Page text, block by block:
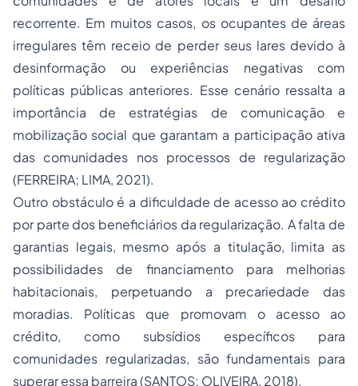
recorrente. Em muitos casos, os ocupantes de áreas
irregulares têm receio de perder seus lares devido à
desinformação ou experiências negativas com
políticas públicas anteriores. Esse cenário ressalta a
importância de estratégias de comunicação e
mobilização social que garantam a participação ativa
das comunidades nos processos de regularização
(FERREIRA; LIMA, 2021).
Outro obstáculo é a dificuldade de acesso ao crédito
por parte dos beneficiários da regularização. A falta de
garantias legais, mesmo após a titulação, limita as
possibilidades de financiamento para melhorias
habitacionais, perpetuando a precariedade das
moradias. Políticas que promovam o acesso ao
crédito, como subsídios específicos para
comunidades regularizadas, são fundamentais para
superar essa barreira (SANTOS; OLIVEIRA, 2018).